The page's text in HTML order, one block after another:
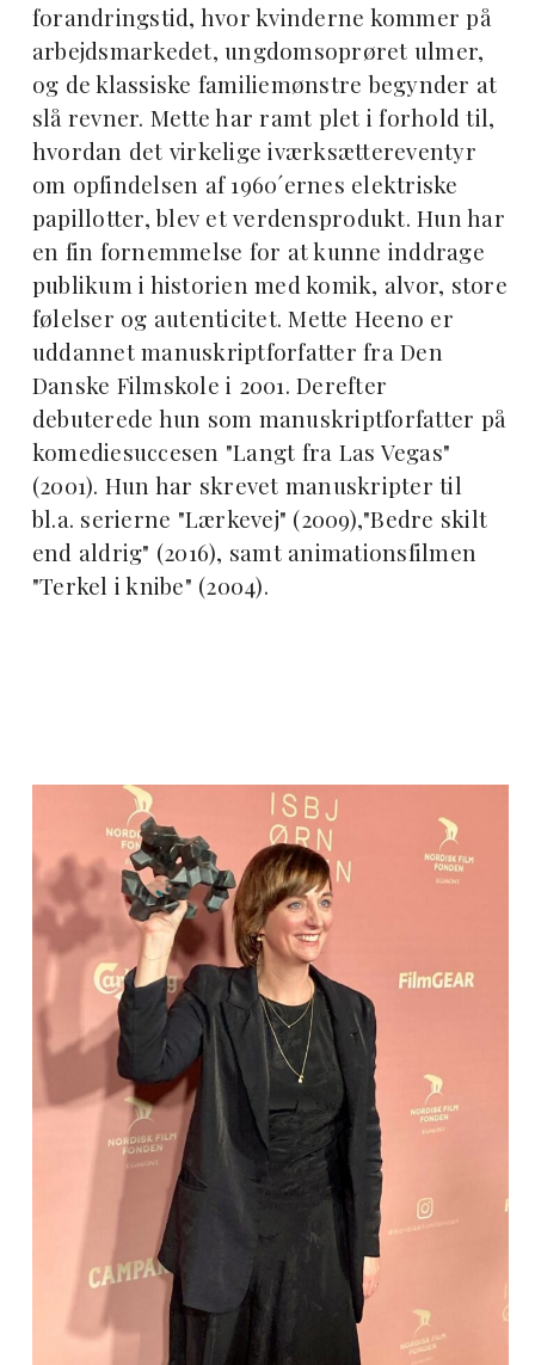
forandringstid, hvor kvinderne kommer på
arbejdsmarkedet, ungdomsoprøret ulmer,
og de klassiske familiemønstre begynder at
slå revner. Mette har ramt plet i forhold til,
hvordan det virkelige iværksættereventyr
om opfindelsen af 1960´ernes elektriske
papillotter, blev et verdensprodukt. Hun har
en fin fornemmelse for at kunne inddrage
publikum i historien med komik, alvor, store
følelser og autenticitet. Mette Heeno er
uddannet manuskriptforfatter fra Den
Danske Filmskole i 2001. Derefter
debuterede hun som manuskriptforfatter på
komediesuccesen "Langt fra Las Vegas"
(2001). Hun har skrevet manuskripter til
bl.a. serierne "Lærkevej" (2009),"Bedre skilt
end aldrig" (2016), samt animationsfilmen
"Terkel i knibe" (2004).